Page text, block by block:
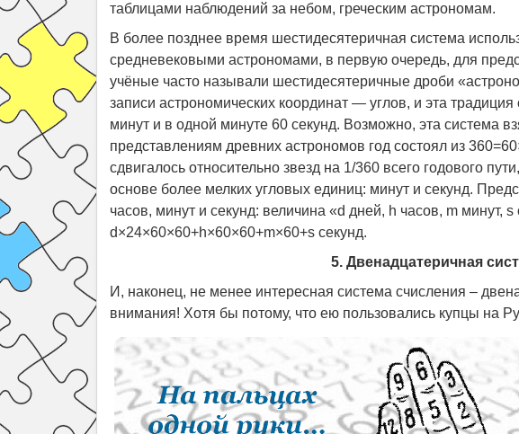
таблицами наблюдений за небом, греческим астрономам.
В более позднее время шестидесятеричная система
средневековыми астрономами, в первую очередь, для
учёные часто называли шестидесятеричные дроби
записи астрономических координат — углов, и эта
минут и в одной минуте 60 секунд. Возможно, эта система
представлениям древних астрономов год состоял из
сдвигалось относительно звезд на 1/360 всего годового
основе более мелких угловых единиц: минут и секунд.
часов, минут и секунд: величина «d дней, h часов, m минут, s
d×24×60×60+h×60×60+m×60+s секунд.
5. Двенадцатеричная
И, наконец, не менее интересная система счисления –
внимания! Хотя бы потому, что ею пользовались купцы на